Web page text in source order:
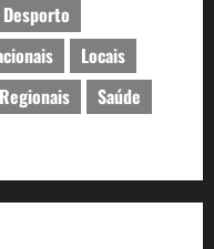
Desporto
Locais
Regionais
Saúde